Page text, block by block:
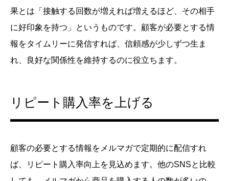
果とは「接触する回数が増えれば増えるほど、その相手
に好印象を持つ」というものです。顧客が必要とする情
報をタイムリーに発信すれば、信頼感が少しずつ生ま
れ、良好な関係性を維持するのに役立ちます。
リピート購入率を上げる
顧客の必要とする情報をメルマガで定期的に配信すれ
ば、リピート購入率向上を見込めます。他のSNSと比較